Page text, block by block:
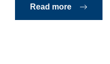
Read more